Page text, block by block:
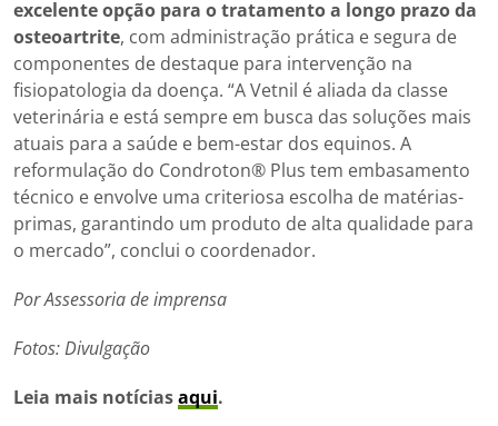
excelente opção para o tratamento a longo prazo da
osteoartrite, com administração prática e segura de
componentes de destaque para intervenção na
fisiopatologia da doença. “A Vetnil é aliada da classe
veterinária e está sempre em busca das soluções mais
atuais para a saúde e bem-estar dos equinos. A
reformulação do Condroton® Plus tem embasamento
técnico e envolve uma criteriosa escolha de matérias-
primas, garantindo um produto de alta qualidade para
o mercado”, conclui o coordenador.
Por Assessoria de imprensa
Fotos:Divulgação
Leia mais notíciasaqui.